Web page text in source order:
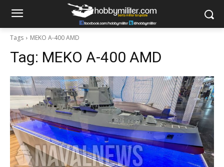
Tags MEKO A-400 AMD
Tag: MEKO A-400 AMD